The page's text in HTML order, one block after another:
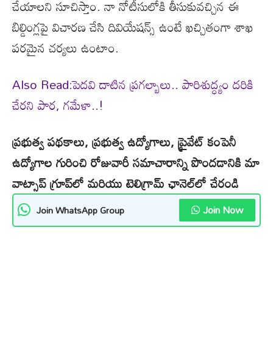
చేయాలని సూచిస్తాం. నా నోటీసులోకి తీసుకువచ్చిన ఈ
బిల్డింగ్లపై విచారణ చేసి దివియేషన్స్ ఉంటే ఖచ్చితంగా శాఖ
పరమైన చర్యలు ఉంటాం.
Also Read:పెదవి దాటిన ప్రగల్బాలు.. పారిశుద్ధ్యం దరికి
చేరని పార, గమేళా..!
ప్రభుత్వ పథకాలు, ప్రభుత్వ ఉద్యోగాలు, ప్రైవేట్ కంపెనీ
ఉద్యోగాల గురించి రోజువారీ సమాచారాన్ని పొందడానికి మా
వాట్సాప్ గ్రూప్‌లో మరియు టెలిగ్రామ్ ఛానెల్‌లో చేరండి
Join WhatsApp Group Join Now